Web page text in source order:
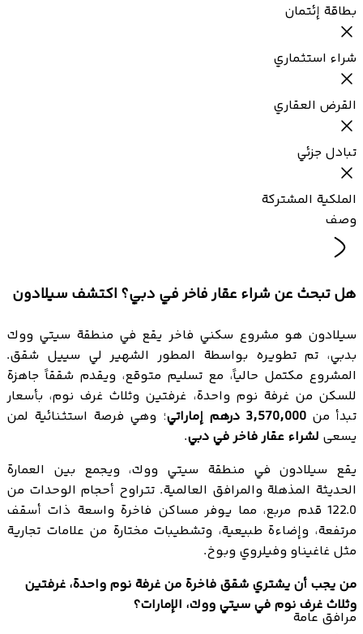
بطاقة إئتمان
شراء استثماري
القرض العقاري
تبادل جزئي
الملكية المشتركة
وصف
هل تبحث عن شراء عقار فاخر في دبي؟ اكتشف سيلادون
سيلادون هو مشروع سكني فاخر يقع في منطقة سيتي ووك
بدبي، تم تطويره بواسطة المطور الشهير لي سييل شقق.
المشروع مكتمل حالياً، مع تسليم متوقع، ويقدم شققاً جاهزة
للسكن من غرفة نوم واحدة، غرفتين وثلاث غرف نوم، بأسعار
تبدأ من3,570,000 درهم إماراتي
؛ وهي فرصة استثنائية لمن
يسعى لشراء عقار فاخر في دبي.
يقع سيلادون في منطقة سيتي ووك، ويجمع بين العمارة
الحديثة المذهلة والمرافق العالمية. تتراوح أحجام الوحدات من
122.0 قدم مربع، مما يوفر مساكن فاخرة واسعة ذات أسقف
مرتفعة، وإضاءة طبيعية، وتشطيبات مختارة من علامات تجارية
مثل غاغيناو وفيلروي وبوخ.
من يجب أن يشتري شقق فاخرة من غرفة نوم واحدة، غرفتين
وثلاث غرف نوم في سيتي ووك، الإمارات؟
مرافق عامة